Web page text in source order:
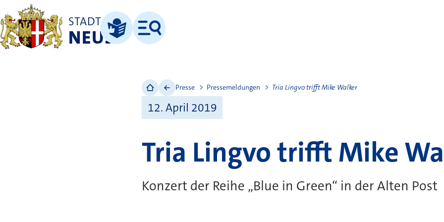
STADT
NEUSSLeichte Sprache
Menü
Presse Pressemeldungen Tria Lingvo trifft Mike Walker
12. April 2019
Tria Lingvo trifft Mike
Konzert der Reihe „Blue in Green“ in der Alten Post